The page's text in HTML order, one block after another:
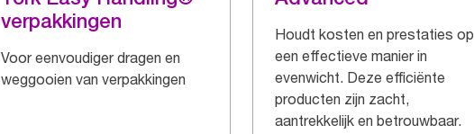
verpakkingen
Voor eenvoudiger dragen en
weggooien van verpakkingen
Houdt kosten en prestaties op
een effectieve manier in
evenwicht. Deze efficiënte
producten zijn zacht,
aantrekkelijk en betrouwbaar.